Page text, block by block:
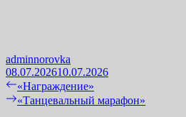
adminnorovka
08.07.202610.07.2026
Навигация
по
Previous
post:
«Награждение»
Next
«Танцевальный марафон»